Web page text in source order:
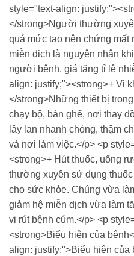
style="text-align:
</strong>Người thường
quá mức tạo nên chứng mất
miễn dịch là nguyên nhân
người bệnh, giá tăng tỉ lệ
align: justify;"><strong>+ Vi
</strong>Những thiết bị
chạy bộ, bàn ghế, nơi thay
lây lan nhanh chóng, thậm
và nơi làm việc.</p> <p
<strong>+ Hút thuốc, uống
thường xuyên sử dụng
cho sức khỏe. Chúng vừa
giảm hệ miễn dịch vừa làm
vi rút bệnh cúm.</p> <p
<strong>Biểu hiện của
align: justify;">Biểu hiện